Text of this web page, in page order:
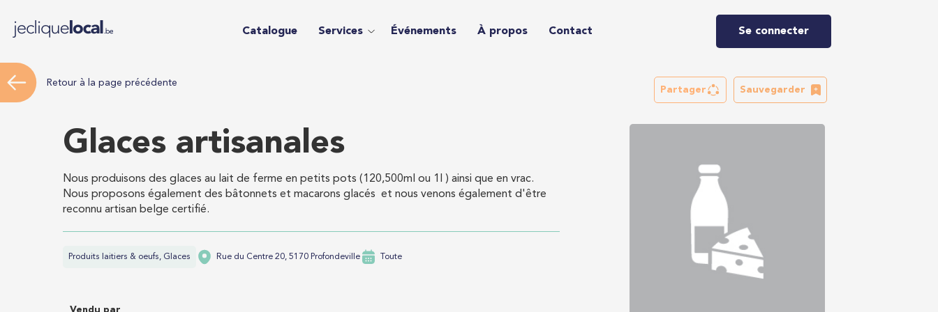
Catalogue Services Événements À propos Contact Se connecter
Retour à la page précédente
Partager Sauvegarder
Glaces artisanales
Nous produisons des glaces au lait de ferme en petits pots (120,500ml ou 1l ) ainsi que en vrac.
Nous proposons également des bâtonnets et macarons glacés et nous venons également d'être
reconnu artisan belge certifié.
Produits laitiers & oeufs, Glaces Rue du Centre 20, 5170 Profondeville Toute
Vendu par